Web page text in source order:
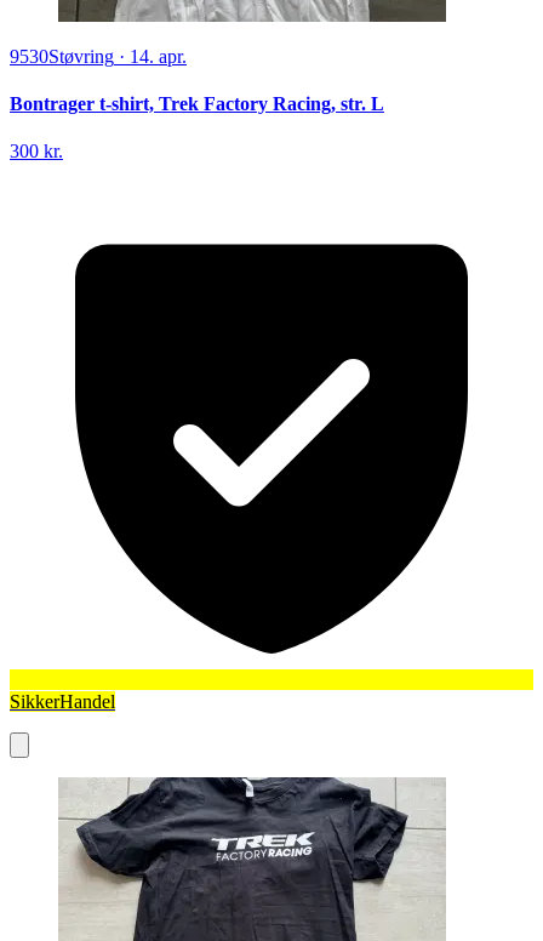
9530Støvring · 14. apr.
Bontrager t-shirt, Trek Factory Racing, str. L
300 kr.
SikkerHandel